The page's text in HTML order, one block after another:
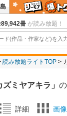
89,942冊 が読み放題！
読み放題ライトTOP
ズミヤアキラ」
詳細 画像